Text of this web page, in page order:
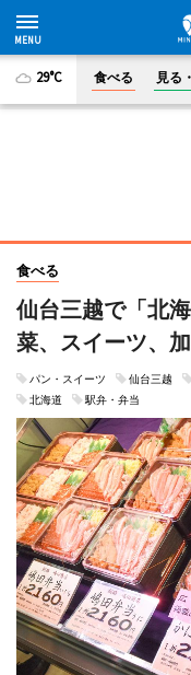
29°C 食べる 見る
食べる
仙台三越で「北
菜、スイーツ、
パン・スイーツ 仙台三越
北海道
駅弁・弁当